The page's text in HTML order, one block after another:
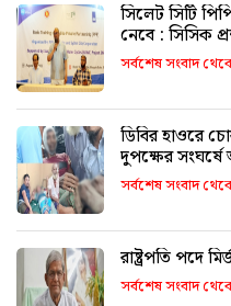
সিলেট সিটি
নেবে : সিসিক
সর্বশেষ সংবাদ
ডিবির হাওরে
দুপক্ষের
সর্বশেষ সংবাদ
রাষ্ট্রপতি পদে
সর্বশেষ সংবাদ